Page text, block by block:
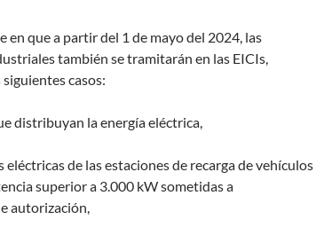
en que a partir del 1 de mayo del 2024, las
también se tramitarán en las EICIs,
casos:
distribuyan la energía eléctrica,
de las estaciones de recarga de vehículos
superior a 3.000 kW sometidas a
autorización,